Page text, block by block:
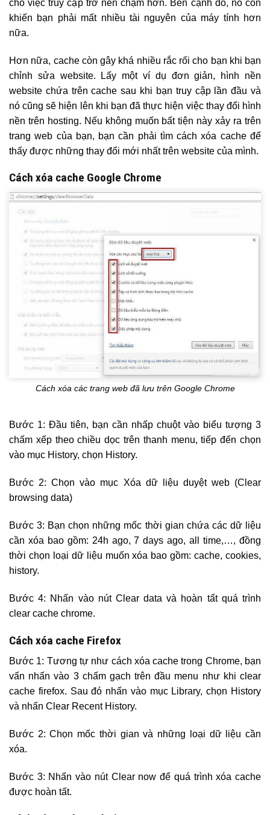
cho việc truy cập trở nên chậm hơn. Bên cạnh đó, nó còn
khiến bạn phải mất nhiều tài nguyên của máy tính hơn
nữa.
Hơn nữa, cache còn gây khá nhiều rắc rối cho bạn khi bạn
chỉnh sửa website. Lấy một ví dụ đơn giản, hình nền
website chứa trên cache sau khi bạn truy cập lần đầu và
nó cũng sẽ hiện lên khi bạn đã thực hiện việc thay đổi hình
nền trên hosting. Nếu không muốn bất tiện này xảy ra trên
trang web của bạn, bạn cần phải tìm cách xóa cache để
thấy được những thay đổi mới nhất trên website của mình.
Cách xóa cache Google Chrome
Cách xóa các trang web đã lưu trên Google Chrome
Bước 1: Đầu tiên, bạn cần nhấp chuột vào biểu tượng 3
chấm xếp theo chiều dọc trên thanh menu, tiếp đến chọn
vào mục History, chọn History.
Bước 2: Chọn vào mục Xóa dữ liệu duyệt web (Clear
browsing data)
Bước 3: Bạn chọn những mốc thời gian chứa các dữ liệu
cần xóa bao gồm: 24h ago, 7 days ago, all time,…, đồng
thời chọn loại dữ liệu muốn xóa bao gồm: cache, cookies,
history.
Bước 4: Nhấn vào nút Clear data và hoàn tất quá trình
clear cache chrome.
Cách xóa cache Firefox
Bước 1: Tương tự như cách xóa cache trong Chrome, bạn
vấn nhấn vào 3 chấm gạch trên đầu menu như khi clear
cache firefox. Sau đó nhấn vào mục Library, chọn History
và nhấn Clear Recent History.
Bước 2: Chọn mốc thời gian và những loại dữ liệu cần
xóa.
Bước 3: Nhấn vào nút Clear now để quá trình xóa cache
được hoàn tất.